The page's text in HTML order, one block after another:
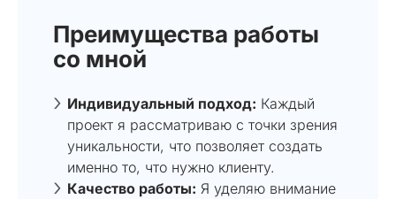
Преимущества работы
со мной
Индивидуальный подход: Каждый
проект я рассматриваю с точки зрения
уникальности, что позволяет создать
именно то, что нужно клиенту.
Качество работы: Я уделяю внимание